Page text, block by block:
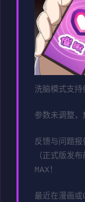
洗脑模式支
参数未调整
反馈与问题
（正式版发
MAX！
最近在漫画或